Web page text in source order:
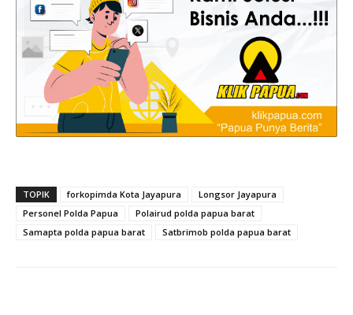
TOPIK forkopimda Kota Jayapura
Longsor Jayapura
Personel Polda Papua
Polairud polda papua barat
Samapta polda papua barat
Satbrimob polda papua barat